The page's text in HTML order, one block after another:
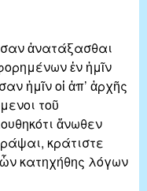
ἀνατάξασθαι
ἐν ἡμῖν
ἡμῖν οἱ ἀπ’ ἀρχῆς
τοῦ
ἄνωθεν
κράτιστε
κατηχήθης λόγων